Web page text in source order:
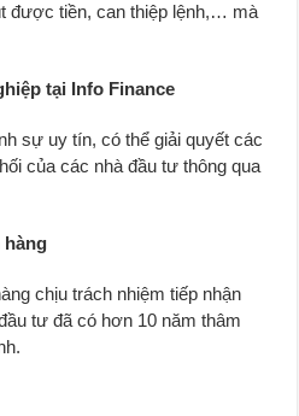
được tiền, can thiệp lệnh,… mà
tại Info Finance
sự uy tín, có thể giải quyết các
của các nhà đầu tư thông qua
hàng
chịu trách nhiệm tiếp nhận
tư đã có hơn 10 năm thâm